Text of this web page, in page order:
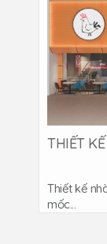
THIẾT
Thiết kế
mốc...